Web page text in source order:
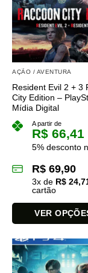
AÇÃO / AVENTURA
Resident Evil 2 + 3
City Edition –
Mídia Digital
A partir de
R$ 66,41
5% desconto
R$ 69,90
3x de R$
cartão
VER
produto
tem
várias